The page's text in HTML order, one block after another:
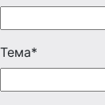
Тема*